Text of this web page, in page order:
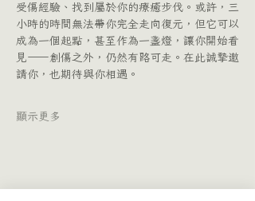
受傷經驗、找到屬於你的療癒步伐。或許，三
小時的時間無法帶你完全走向復元，但它可以
成為一個起點，甚至作為一盞燈，讓你開始看
見——創傷之外，仍然有路可走。在此誠摯邀
請你，也期待與你相遇。
顯示更多